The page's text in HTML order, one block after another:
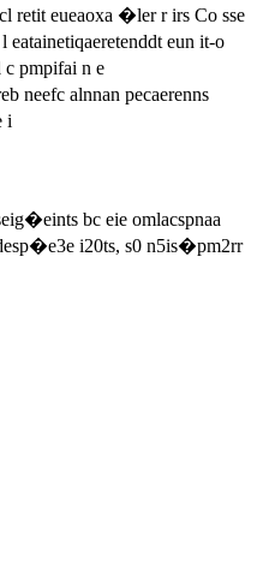
retit eueaoxa �ler r irs Co sse
eun it-o
pmpifai n e
neefc alnnan pecaerenns
i
bc eie omlacspnaa
i20ts, s0 n5is�pm2rr